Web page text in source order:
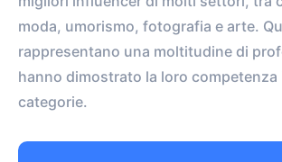
moda, umorismo, fotografia e arte.
rappresentano una moltitudine di
hanno dimostrato la loro competenza
categorie.